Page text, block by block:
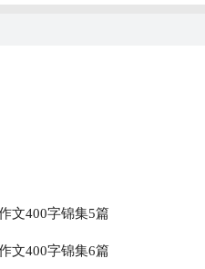
文400字锦集5篇
文400字锦集6篇